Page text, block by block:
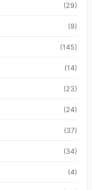
(29)
(9)
(145)
(14)
(23)
(24)
(37)
(34)
(4)